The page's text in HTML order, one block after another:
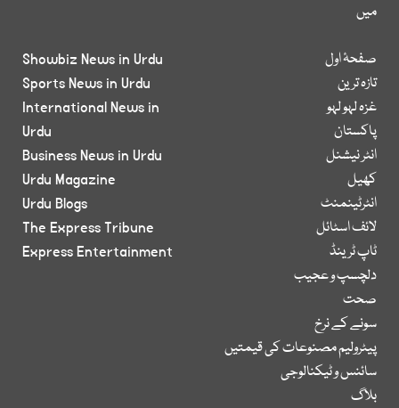
میں
صفحۂ اول
تازہ ترین
غزہ لہو لہو
پاکستان
انٹر نیشنل
کھیل
انٹرٹینمنٹ
لائف اسٹائل
ٹاپ ٹرینڈ
دلچسپ و عجیب
صحت
سونے کے نرخ
پیٹرولیم مصنوعات کی قیمتیں
سائنس و ٹیکنالوجی
بلاگ
Showbiz News in Urdu
Sports News in Urdu
International News in
Urdu
Business News in Urdu
Urdu Magazine
Urdu Blogs
The Express Tribune
Express Entertainment